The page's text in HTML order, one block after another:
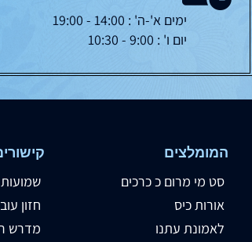
ימים א'-ה' : 14:00 - 19:00
יום ו' : 9:00 - 10:30
המומלצים
סט מי מרום כ כרכים
אורות כיס
לאמונת עתנו
חזון
מדרש